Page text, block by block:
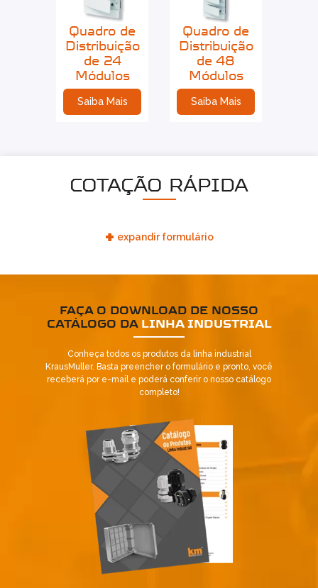
Quadro de
Distribuição
de 24
Módulos
Saiba Mais
Quadro de
Distribuição
de 48
Módulos
Saiba Mais
COTAÇÃO RÁPIDA
+ expandir formulário
FAÇA O DOWNLOAD DE NOSSO
CATÁLOGO DA LINHA INDUSTRIAL
Conheça todos os produtos da linha industrial
KrausMuller. Basta preencher o formulário e pronto, você
receberá por e-mail e poderá conferir o nosso catálogo
completo!
5